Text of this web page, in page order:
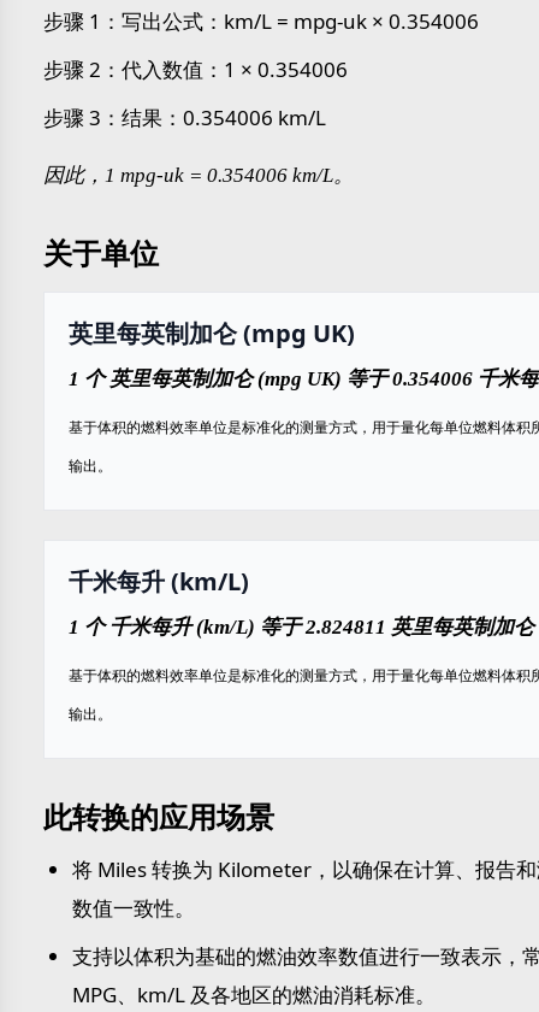
步骤 1：写出公式：km/L = mpg-uk × 0.354006
步骤 2：代入数值：1 × 0.354006
步骤 3：结果：0.354006 km/L
因此，1 mpg-uk = 0.354006 km/L。
关于单位
英里每英制加仑 (mpg UK)
1 个 英里每英制加仑 (mpg UK) 等于 0.354006 千米
基于体积的燃料效率单位是标准化的测量方式，用于量化每单位燃料体积
输出。
千米每升 (km/L)
1 个 千米每升 (km/L) 等于 2.824811 英里每英制加仑
基于体积的燃料效率单位是标准化的测量方式，用于量化每单位燃料体积
输出。
此转换的应用场景
将 Miles 转换为 Kilometer，以确保在计算、报告
数值一致性。
支持以体积为基础的燃油效率数值进行一致表示，
MPG、km/L 及各地区的燃油消耗标准。